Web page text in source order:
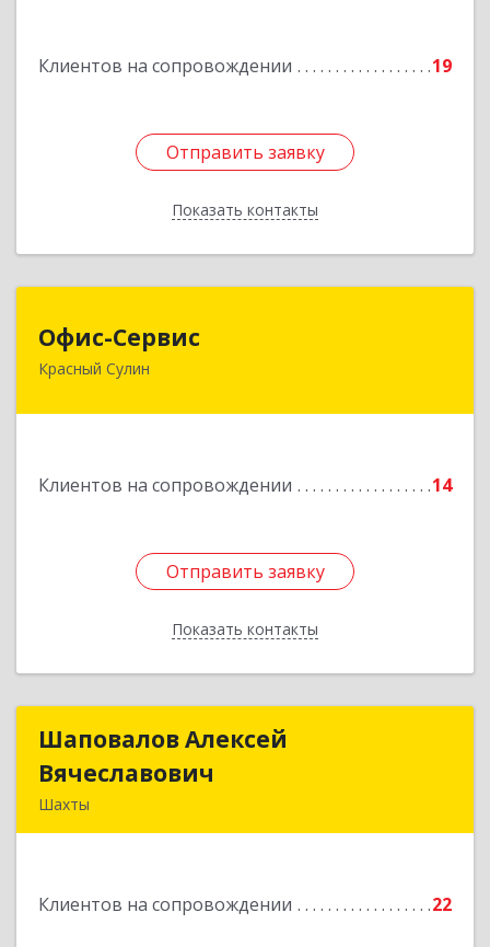
Клиентов на сопровождении 19
Отправить заявку
Показать контакты
Отправить заявку
Назад
Офис-Сервис
Красный Сулин
Клиентов на сопровождении 14
Отправить заявку
Показать контакты
346350, Ростовская обл, р-н Красносулинский,
Отправить заявку
Назад
Шаповалов Алексей
Вячеславович
Шахты
Клиентов на сопровождении 22
Шаповалов Алексей